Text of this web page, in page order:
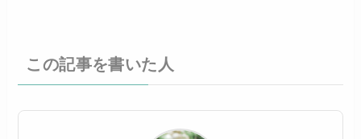
この記事を書いた人